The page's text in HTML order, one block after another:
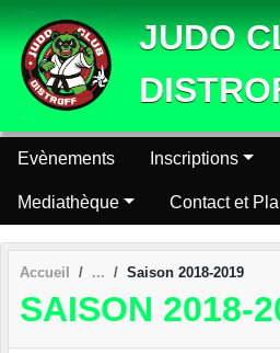
JUDO
Evènements Inscriptions
Mediathèque Contact et
Accueil Saison 2018-2019
SAISON 2018-
Panneau de gestion des cookies